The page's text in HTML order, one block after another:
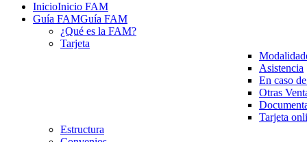
InicioInicio FAM
Guía FAMGuía FAM
¿Qué es la FAM?
Tarjeta
Asistencia
En caso
Otras
Tarjeta
Estructura